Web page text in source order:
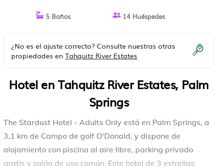
5 Baños 14 Huéspedes
¿No es el ajuste correcto? Consulte nuestras otras
propiedades en Tahquitz River Estates
Hotel en Tahquitz River Estates, Palm
Springs
The Stardust Hotel - Adults Only está en Palm Springs, a
3,1 km de Campo de golf O'Donald, y dispone de
alojamiento con piscina al aire libre, parking privado
gratis y salón de uso común. Este hotel de 3 estrellas